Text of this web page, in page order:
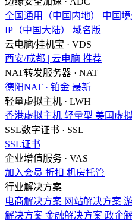
全国通用（中国内地）
中国境
IP（中国大陆）
域名版
云电脑/挂机宝 · VDS
西安/成都 | 云电脑 推荐
NAT转发服务器 · NAT
德阳NAT · 铂金 最新
轻量虚拟主机 · LWH
香港虚拟主机 轻量型 美国虚
SSL数字证书 · SSL
SSL证书
企业增值服务 · VAS
加入会员 折扣 机房托管
行业解决方案
电商解决方案 网站解决方案
解决方案 金融解决方案 政企